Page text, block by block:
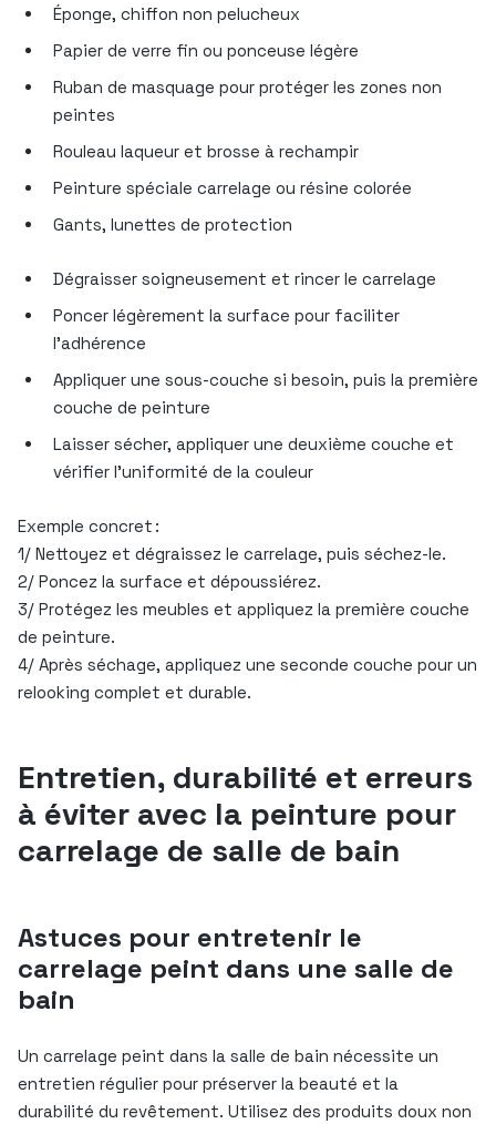
Éponge, chiffon non pelucheux
Papier de verre fin ou ponceuse légère
Ruban de masquage pour protéger les zones non
peintes
Rouleau laqueur et brosse à rechampir
Peinture spéciale carrelage ou résine colorée
Gants, lunettes de protection
Dégraisser soigneusement et rincer le carrelage
Poncer légèrement la surface pour faciliter
l’adhérence
Appliquer une sous-couche si besoin, puis la première
couche de peinture
Laisser sécher, appliquer une deuxième couche et
vérifier l’uniformité de la couleur
Exemple concret :
1/ Nettoyez et dégraissez le carrelage, puis séchez-le.
2/ Poncez la surface et dépoussiérez.
3/ Protégez les meubles et appliquez la première couche
de peinture.
4/ Après séchage, appliquez une seconde couche pour un
relooking complet et durable.
Entretien, durabilité et erreurs
à éviter avec la peinture pour
carrelage de salle de bain
Astuces pour entretenir le
carrelage peint dans une salle de
bain
Un carrelage peint dans la salle de bain nécessite un
entretien régulier pour préserver la beauté et la
durabilité du revêtement. Utilisez des produits doux non